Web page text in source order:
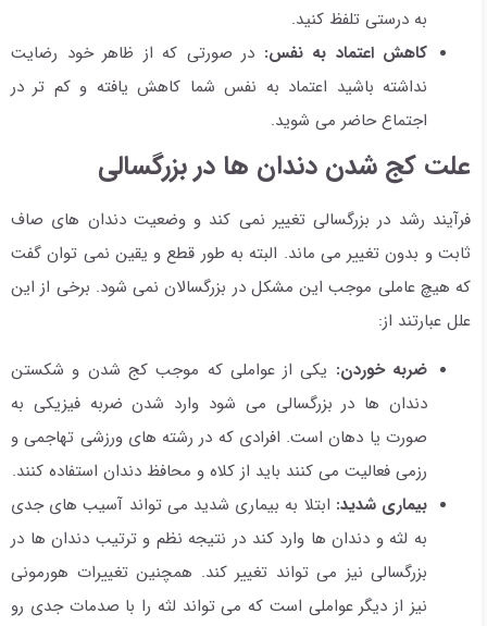
به درستی تلفظ کنید.
کاهش اعتماد به نفس: در صورتی که از ظاهر خود رضایت
نداشته باشید اعتماد به نفس شما کاهش یافته و کم تر در
اجتماع حاضر می شوید.
علت کج شدن دندان ها در بزرگسالی
فرآیند رشد در بزرگسالی تغییر نمی کند و وضعیت دندان های صاف
ثابت و بدون تغییر می ماند. البته به طور قطع و یقین نمی توان گفت
که هیچ عاملی موجب این مشکل در بزرگسالان نمی شود. برخی از این
علل عبارتند از:
ضربه خوردن: یکی از عواملی که موجب کج شدن و شکستن
دندان ها در بزرگسالی می شود وارد شدن ضربه فیزیکی به
صورت یا دهان است. افرادی که در رشته های ورزشی تهاجمی و
رزمی فعالیت می کنند باید از کلاه و محافظ دندان استفاده کنند.
بیماری شدید: ابتلا به بیماری شدید می تواند آسیب های جدی
به لثه و دندان ها وارد کند در نتیجه نظم و ترتیب دندان ها در
بزرگسالی نیز می تواند تغییر کند. همچنین تغییرات هورمونی
نیز از دیگر عواملی است که می تواند لثه را با صدمات جدی رو